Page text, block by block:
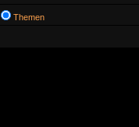
Themen